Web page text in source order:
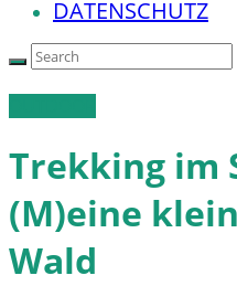
DATENSCHUTZ
Trekking im
(M)eine
Wald